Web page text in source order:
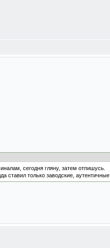
сегодня гляну, затем отпишусь.
ставил только заводские, аутентичные.